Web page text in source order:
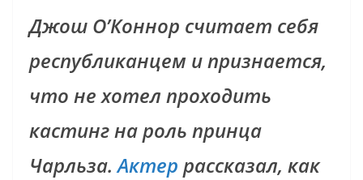
Джош О’Коннор считает себя
республиканцем и признается,
что не хотел проходить
кастинг на роль принца
Чарльза.Актер рассказал, как